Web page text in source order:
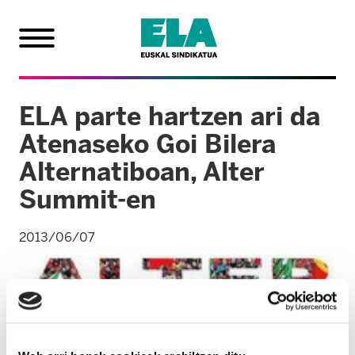
ELA parte hartzen ari da
Atenaseko Goi Bilera
Alternatiboan, Alter
Summit-en
2013/06/07